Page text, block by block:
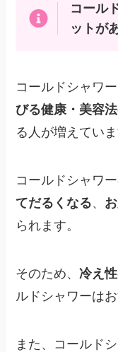
コール
ットが
コールドシャワ
びる健康・美容
る人が増えていま
コールドシャワ
てだるくなる、
られます。
そのため、冷え
ルドシャワーは
また、コールド